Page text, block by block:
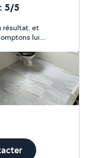
qu'elle ne
cas de
Dans ce
affiché sur
ponctuelles
vers un
5/5
résultat. et
lui